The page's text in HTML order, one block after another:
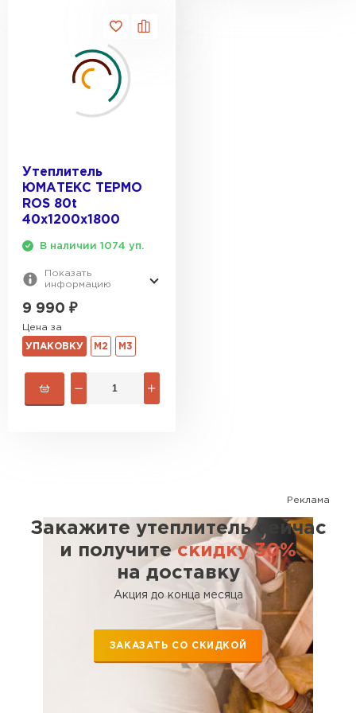
Утеплитель
ЮМАТЕКС ТЕРМО
ROS 80t
40х1200х1800
В наличии 1074 уп.
Показать
информацию
9 990 ₽
Цена за
УПАКОВКУ М2 М3
Реклама
Закажите утеплитель сейчас
и получитескидку 30%
на доставку
Акция до конца месяца
ЗАКАЗАТЬ СО СКИДКОЙ
ПЕРЕЙТИ
Утеплитель Теплекс
ПЕРЕЙТИ
Рулонная кровля Брит
ПЕРЕЙТИ
Утеплитель Isoroc
ПЕРЕЙТИ
Утеплитель Paroc
Утеплитель Penoplex